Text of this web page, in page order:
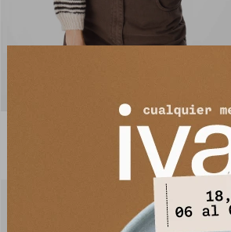
Sweater Fiber - Rayas Negro
5.290